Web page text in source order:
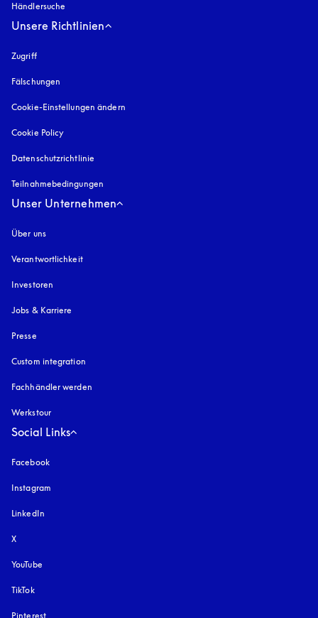
Händlersuche
Unsere Richtlinien
Zugrifföffnet sich in einem neuen Tab
Fälschungen
Cookie-Einstellungen ändern
Cookie Policy
Datenschutzrichtlinie
Teilnahmebedingungen
Unser Unternehmen
Über uns
Verantwortlichkeit
Investoren
Jobs & Karriere
Presse
Custom integration
Fachhändler werden
Werkstour
Social Links
Facebook
Instagram
LinkedIn
X
YouTube
TikTok
Pinterest